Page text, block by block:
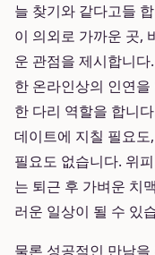
늘 찾기와 같다고들
이 의외로 가까운 곳,
운 관점을 제시합니다
한 온라인상의 인연
한 다리 역할을 합니
데이트에 지칠 필요
필요도 없습니다. 위
는 퇴근 후 가벼운 치
러운 일상이 될 수 있
물론 성공적인 만남